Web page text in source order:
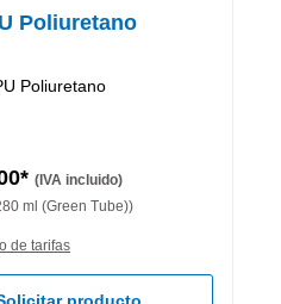
Poliuretano
Poliuretano
(IVA incluido)
ml (Green Tube))
de tarifas